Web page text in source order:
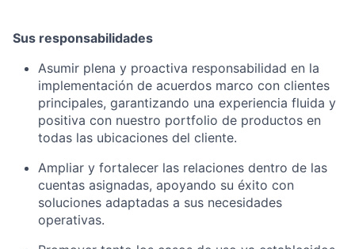
Sus responsabilidades
Asumir plena y proactiva responsabilidad en la
implementación de acuerdos marco con clientes
principales, garantizando una experiencia fluida y
positiva con nuestro portfolio de productos en
todas las ubicaciones del cliente.
Ampliar y fortalecer las relaciones dentro de las
cuentas asignadas, apoyando su éxito con
soluciones adaptadas a sus necesidades
operativas.